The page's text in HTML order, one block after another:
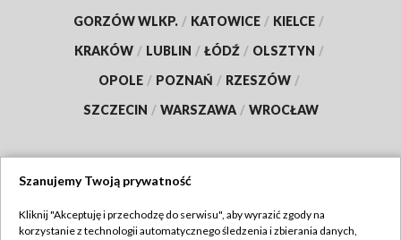
GORZÓW WLKP. / KATOWICE / KIELCE /
KRAKÓW / LUBLIN / ŁÓDŹ / OLSZTYN /
OPOLE / POZNAŃ / RZESZÓW /
SZCZECIN / WARSZAWA / WROCŁAW
TVP
Szanujemy Twoją prywatność
Kliknij "Akceptuję i przechodzę do serwisu", aby wyrazić zgody na
korzystanie z technologii automatycznego śledzenia i zbierania danych,